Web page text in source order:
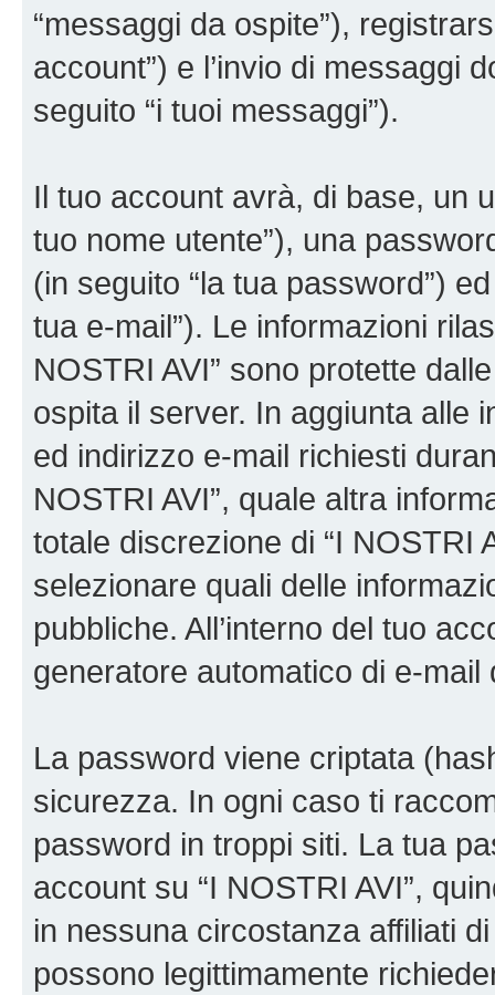
“messaggi da ospite”),
account”) e l’invio di messaggi
seguito “i tuoi messaggi”).
Il tuo account avrà, di base, un
tuo nome utente”), una
(in seguito “la tua password”)
tua e-mail”). Le informazioni
NOSTRI AVI” sono protette
ospita il server. In aggiunta alle
ed indirizzo e-mail richiesti
NOSTRI AVI”, quale altra
totale discrezione di “I NOSTRI
selezionare quali delle
pubbliche. All’interno del tuo
generatore automatico di e-mail
La password viene criptata
sicurezza. In ogni caso ti
password in troppi siti. La tua
account su “I NOSTRI AVI”,
in nessuna circostanza affiliati
possono legittimamente